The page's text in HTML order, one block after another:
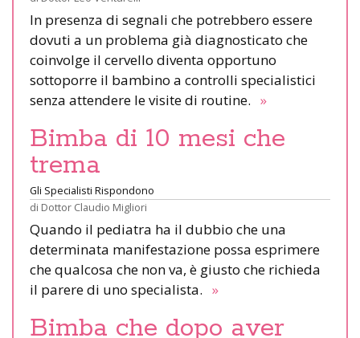
In presenza di segnali che potrebbero essere
dovuti a un problema già diagnosticato che
coinvolge il cervello diventa opportuno
sottoporre il bambino a controlli specialistici
senza attendere le visite di routine. »
Bimba di 10 mesi che
trema
Gli Specialisti Rispondono
di Dottor Claudio Migliori
Quando il pediatra ha il dubbio che una
determinata manifestazione possa esprimere
che qualcosa che non va, è giusto che richieda
il parere di uno specialista. »
Bimba che dopo aver